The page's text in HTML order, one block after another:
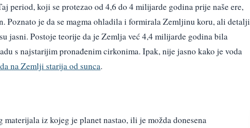
period, koji se protezao od 4,6 do 4 milijarde godina prije naše ere,
Poznato je da se magma ohladila i formirala Zemljinu koru, ali detalji
jasni. Postoje teorije da je Zemlja već 4,4 milijarde godina bila
s najstarijim pronađenim cirkonima. Ipak, nije jasno kako je voda
na Zemlji starija od sunca.
iz kojeg je planet nastao, ili je možda donesena